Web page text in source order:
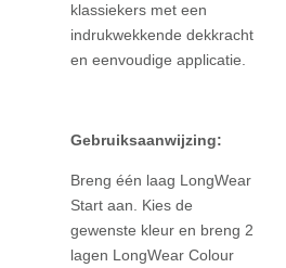
klassiekers met een
indrukwekkende dekkracht
en eenvoudige applicatie.
Gebruiksaanwijzing:
Breng één laag LongWear
Start aan. Kies de
gewenste kleur en breng 2
lagen LongWear Colour